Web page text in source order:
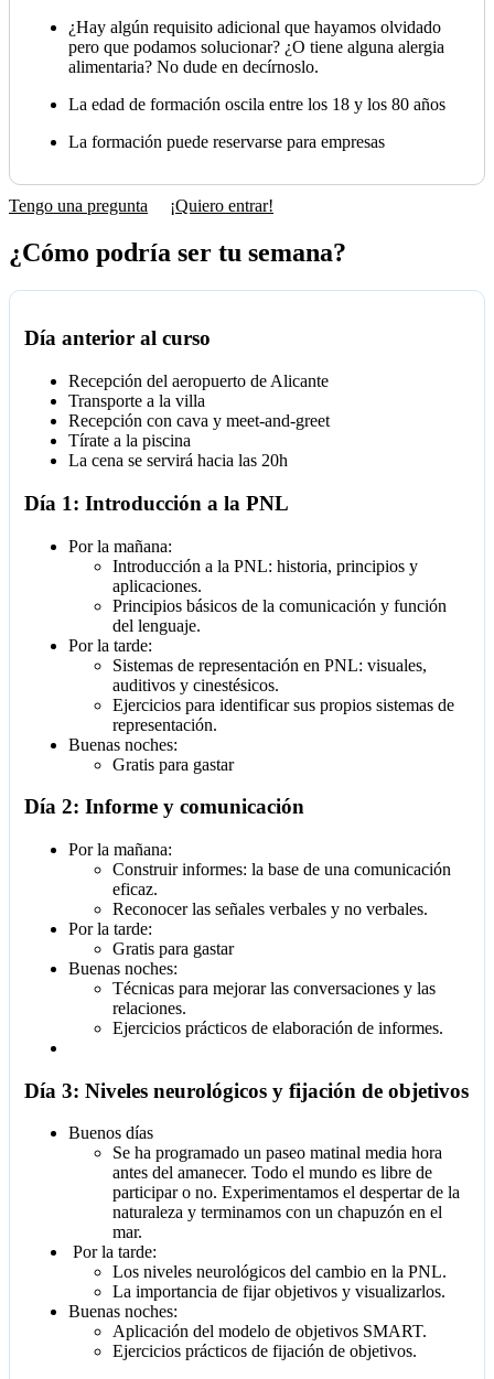
¿Hay algún requisito adicional que hayamos olvidado
pero que podamos solucionar? ¿O tiene alguna alergia
alimentaria? No dude en decírnoslo.
La edad de formación oscila entre los 18 y los 80 años
La formación puede reservarse para empresas
Tengo una pregunta ¡Quiero entrar!
¿Cómo podría ser tu semana?
Día anterior al curso
Recepción del aeropuerto de Alicante
Transporte a la villa
Recepción con cava y meet-and-greet
Tírate a la piscina
La cena se servirá hacia las 20h
Día 1: Introducción a la PNL
Por la mañana:
Introducción a la PNL: historia, principios y
aplicaciones.
Principios básicos de la comunicación y función
del lenguaje.
Por la tarde:
Sistemas de representación en PNL: visuales,
auditivos y cinestésicos.
Ejercicios para identificar sus propios sistemas de
representación.
Buenas noches:
Gratis para gastar
Día 2: Informe y comunicación
Por la mañana:
Construir informes: la base de una comunicación
eficaz.
Reconocer las señales verbales y no verbales.
Por la tarde:
Gratis para gastar
Buenas noches:
Técnicas para mejorar las conversaciones y las
relaciones.
Ejercicios prácticos de elaboración de informes.
Día 3: Niveles neurológicos y fijación de objetivos
Buenos días
Se ha programado un paseo matinal media hora
antes del amanecer. Todo el mundo es libre de
participar o no. Experimentamos el despertar de la
naturaleza y terminamos con un chapuzón en el
mar.
Por la tarde:
Los niveles neurológicos del cambio en la PNL.
La importancia de fijar objetivos y visualizarlos.
Buenas noches:
Aplicación del modelo de objetivos SMART.
Ejercicios prácticos de fijación de objetivos.